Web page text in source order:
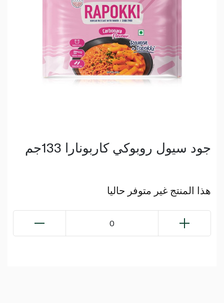
جود سيول روبوكي كاربونارا 133جم
هذا المنتج غير متوفر حاليا
0